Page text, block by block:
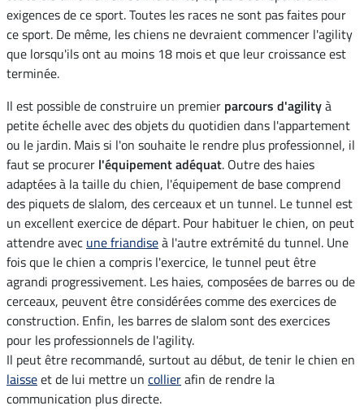
exigences de ce sport. Toutes les races ne sont pas faites pour
ce sport. De même, les chiens ne devraient commencer l'agility
que lorsqu'ils ont au moins 18 mois et que leur croissance est
terminée.
Il est possible de construire un premier parcours d'agilityà
petite échelle avec des objets du quotidien dans l'appartement
ou le jardin. Mais si l'on souhaite le rendre plus professionnel, il
faut se procurer l'équipement adéquat. Outre des haies
adaptées à la taille du chien, l'équipement de base comprend
des piquets de slalom, des cerceaux et un tunnel. Le tunnel est
un excellent exercice de départ. Pour habituer le chien, on peut
attendre avec une friandiseà l'autre extrémité du tunnel. Une
fois que le chien a compris l'exercice, le tunnel peut être
agrandi progressivement. Les haies, composées de barres ou de
cerceaux, peuvent être considérées comme des exercices de
construction. Enfin, les barres de slalom sont des exercices
pour les professionnels de l'agility.
Il peut être recommandé, surtout au début, de tenir le chien en
laisseet de lui mettre un collierafin de rendre la
communication plus directe.